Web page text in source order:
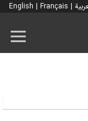
|
English | Français